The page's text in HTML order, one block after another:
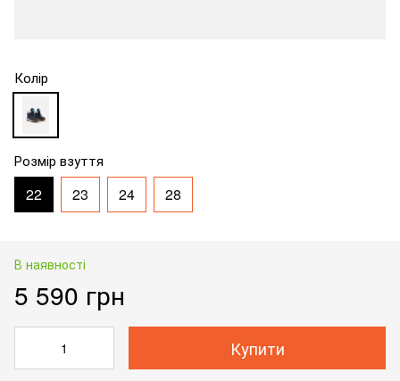
Колір
Розмір взуття
22 23 24 28
В наявності
5 590 грн
Купити